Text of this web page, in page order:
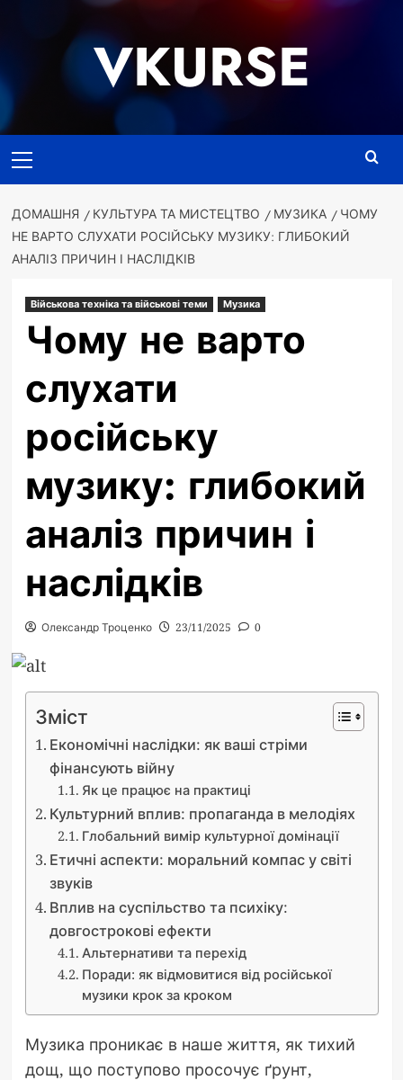
VKURSE
меню
ДОМАШНЯ КУЛЬТУРА ТА МИСТЕЦТВО МУЗИКА
ЧОМУ
НЕ ВАРТО СЛУХАТИ РОСІЙСЬКУ МУЗИКУ: ГЛИБОКИЙ
АНАЛІЗ ПРИЧИН І НАСЛІДКІВ
Військова техніка та військові теми Музика
Чому не варто
слухати
російську
музику: глибокий
аналіз причин і
наслідків
Олександр Троценко 23/11/2025 0
Зміст
Економічні наслідки: як ваші стріми
фінансують війну
Як це працює на практиці
Культурний вплив: пропаганда в мелодіях
Глобальний вимір культурної домінації
Етичні аспекти: моральний компас у світі
звуків
Вплив на суспільство та психіку:
довгострокові ефекти
Альтернативи та перехід
Поради: як відмовитися від російської
музики крок за кроком
Музика проникає в наше життя, як тихий
дощ, що поступово просочує ґрунт,